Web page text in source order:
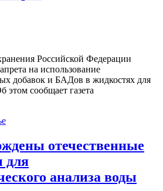
Российской Федерации
на использование
добавок и БАДов в жидкостях для
этом сообщает газета
отечественные
для
анализа воды